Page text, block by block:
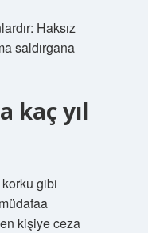
Haksız
saldırgana
kaç yıl
gibi
kişiye ceza